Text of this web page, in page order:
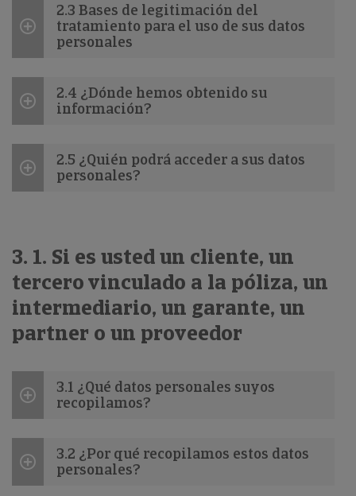
2.3 Bases de legitimación del
tratamiento para el uso de sus datos
personales
2.4 ¿Dónde hemos obtenido su
información?
2.5 ¿Quién podrá acceder a sus datos
personales?
3. 1. Si es usted un cliente, un
tercero vinculado a la póliza, un
intermediario, un garante, un
partner o un proveedor
3.1 ¿Qué datos personales suyos
recopilamos?
3.2 ¿Por qué recopilamos estos datos
personales?